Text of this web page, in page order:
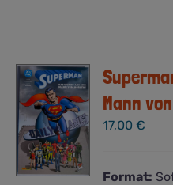
Mann
17,00€
Format: